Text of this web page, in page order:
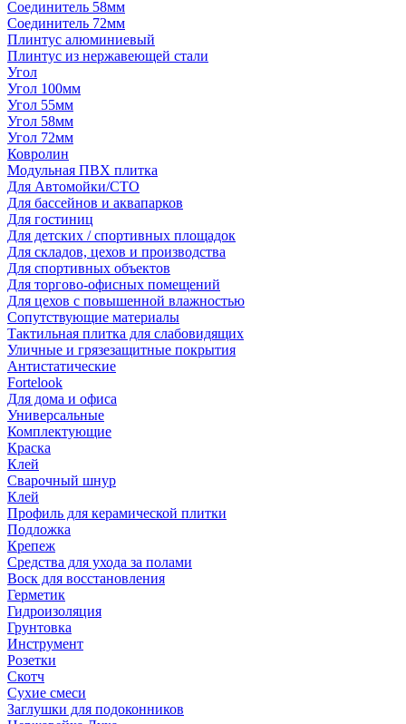
Соединитель 58мм
Соединитель 72мм
Плинтус алюминиевый
Плинтус из нержавеющей стали
Угол
Угол 100мм
Угол 55мм
Угол 58мм
Угол 72мм
Ковролин
Модульная ПВХ плитка
Для Автомойки/СТО
Для бассейнов и аквапарков
Для гостиниц
Для детских / спортивных площадок
Для складов, цехов и производства
Для спортивных объектов
Для торгово-офисных помещений
Для цехов с повышенной влажностью
Сопутствующие материалы
Тактильная плитка для слабовидящих
Уличные и грязезащитные покрытия
Антистатические
Fortelook
Для дома и офиса
Универсальные
Комплектующие
Краска
Клей
Сварочный шнур
Клей
Профиль для керамической плитки
Подложка
Крепеж
Средства для ухода за полами
Воск для восстановления
Герметик
Гидроизоляция
Грунтовка
Инструмент
Розетки
Скотч
Сухие смеси
Заглушки для подоконников